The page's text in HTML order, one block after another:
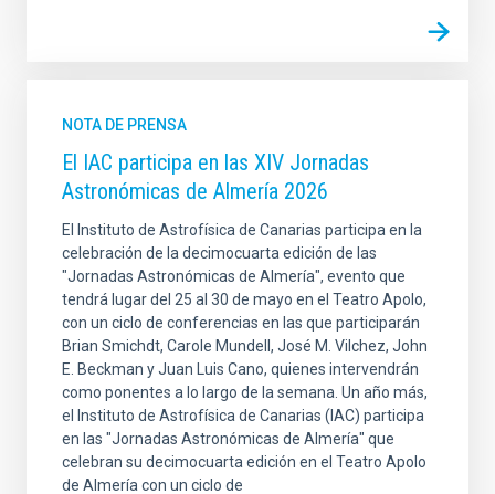
NOTA DE PRENSA
El IAC participa en las XIV Jornadas
Astronómicas de Almería 2026
El Instituto de Astrofísica de Canarias participa en la
celebración de la decimocuarta edición de las
"Jornadas Astronómicas de Almería", evento que
tendrá lugar del 25 al 30 de mayo en el Teatro Apolo,
con un ciclo de conferencias en las que participarán
Brian Smichdt, Carole Mundell, José M. Vilchez, John
E. Beckman y Juan Luis Cano, quienes intervendrán
como ponentes a lo largo de la semana. Un año más,
el Instituto de Astrofísica de Canarias (IAC) participa
en las "Jornadas Astronómicas de Almería" que
celebran su decimocuarta edición en el Teatro Apolo
de Almería con un ciclo de